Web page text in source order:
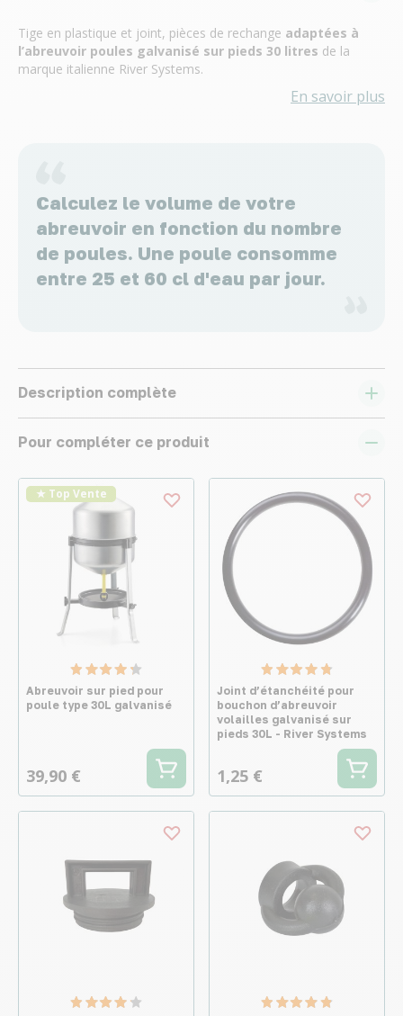
Tige en plastique et joint, pièces de rechange adaptées à
l’abreuvoir poules galvanisé sur pieds 30 litres de la
marque italienne River Systems.
En savoir plus
Calculez le volume de votre
abreuvoir en fonction du nombre
de poules. Une poule consomme
entre 25 et 60 cl d'eau par jour.
Description complète
Pour compléter ce produit
★ Top Vente
Abreuvoir sur pied pour
poule type 30L galvanisé
39,90 €
Joint d’étanchéité pour
bouchon d’abreuvoir
volailles galvanisé sur
pieds 30L - River Systems
1,25 €